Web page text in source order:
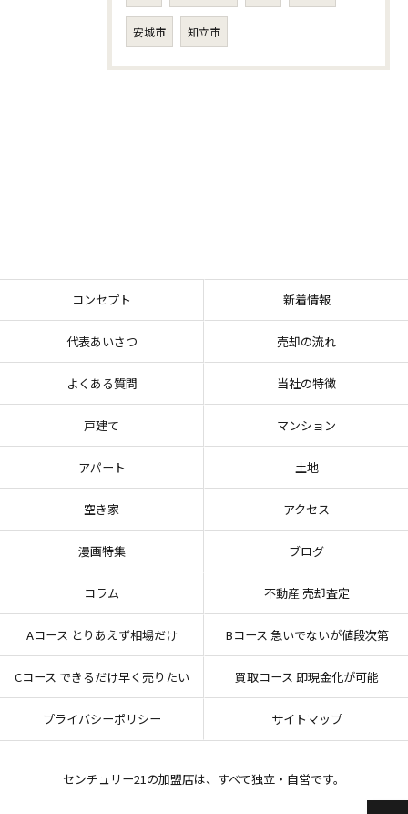
安城市 知立市
コンセプト 新着情報
代表あいさつ 売却の流れ
よくある質問 当社の特徴
戸建て マンション
アパート 土地
空き家 アクセス
漫画特集 ブログ
コラム 不動産 売却査定
Aコース とりあえず相場だけ Bコース 急いでないが値段次第
Cコース できるだけ早く売りたい 買取コース 即現金化が可能
プライバシーポリシー サイトマップ
センチュリー21の加盟店は、すべて独立・自営です。